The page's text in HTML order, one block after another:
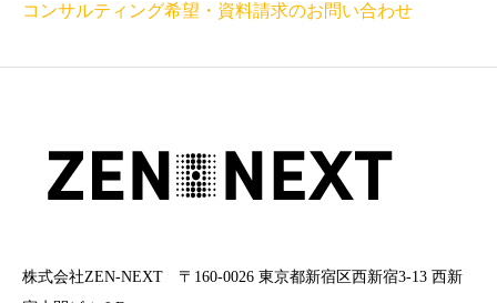
コンサルティング希望・資料請求のお問い合わせ
株式会社ZEN-NEXT 〒160-0026 東京都新宿区西新宿3-13 西新